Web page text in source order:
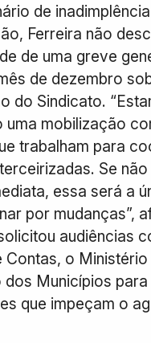
de
Ferreira não
de uma greve
de dezembro
do Sindicato.
uma mobilização
trabalham para
Se
essa será a
por mudanças”,
audiências
Contas, o
dos Municípios
que impeçam o